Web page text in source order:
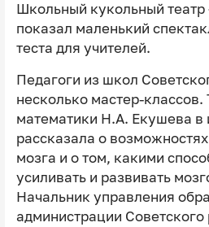
Школьный кукольный театр
показал маленький
теста для учителей.
Педагоги из школ
несколько мастер-классов.
математики Н.А. Екушева в
рассказала о
мозга и о том, какими
усиливать и развивать
Начальник управления
администрации